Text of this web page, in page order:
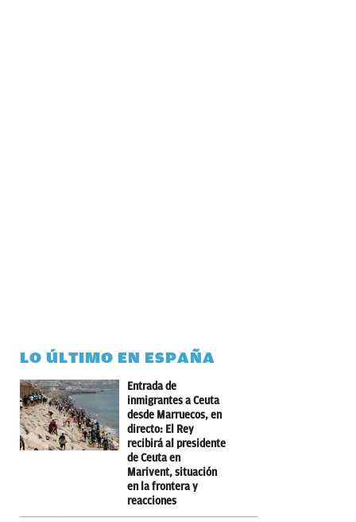
LO ÚLTIMO EN ESPAÑA
Entrada de
inmigrantes a Ceuta
desde Marruecos, en
directo: El Rey
recibirá al presidente
de Ceuta en
Marivent, situación
en la frontera y
reacciones